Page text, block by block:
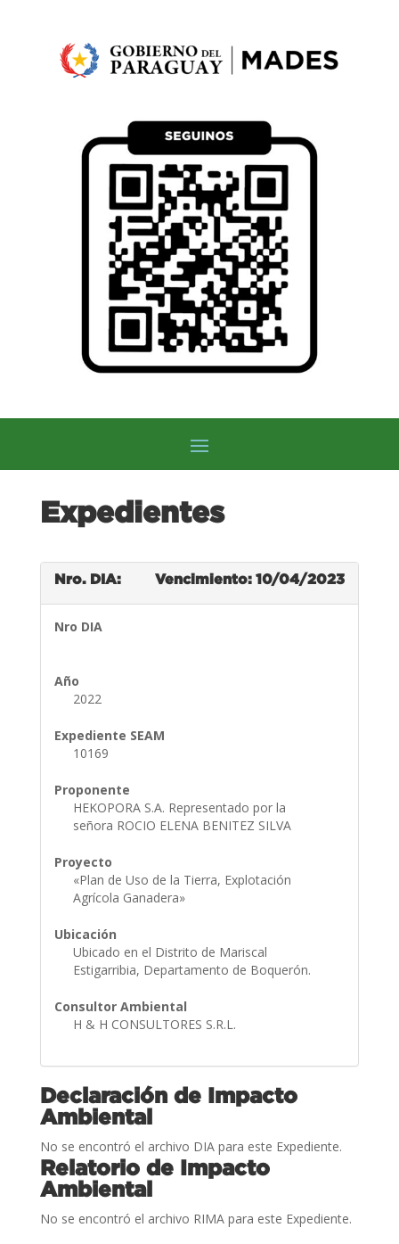
Expedientes
Nro. DIA: Vencimiento: 10/04/2023
Nro DIA
Año
2022
Expediente SEAM
10169
Proponente
HEKOPORA S.A. Representado por la
señora ROCIO ELENA BENITEZ SILVA
Proyecto
«Plan de Uso de la Tierra, Explotación
Agrícola Ganadera»
Ubicación
Ubicado en el Distrito de Mariscal
Estigarribia, Departamento de Boquerón.
Consultor Ambiental
H & H CONSULTORES S.R.L.
Declaración de Impacto
Ambiental
No se encontró el archivo DIA para este Expediente.
Relatorio de Impacto
Ambiental
No se encontró el archivo RIMA para este Expediente.